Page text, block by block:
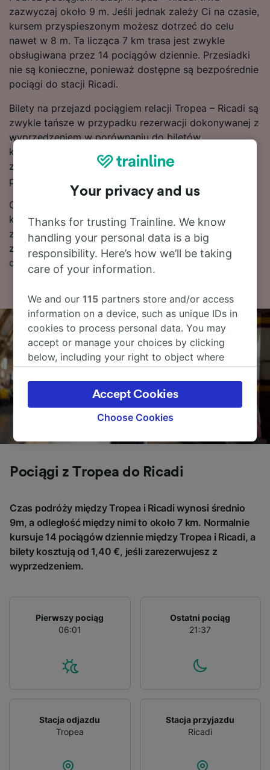
zazwyczaj około 9 m. Jeśli jednak zależy Ci na czasie,
kursem przyspieszonym możesz dotrzeć do celu
nawet w 8 m. Ta licząca 7 km trasa jest zwykle
obsługiwana przez 14 pociągów dziennie. Przesiadki
nie są konieczne, ponieważ dostępne są bezpośrednie
pociągi do stacji Ricadi.
Bilety na przejazd pociągiem relacji Tropea – Ricadi są
zwykle tańsze w przypadku rezerwacji dokonywanej z
wyprzedzeniem w porównaniu do biletów
kupowanych w dniu podróży. Skorzystaj ze
znajdującego się u góry strony narzędzia do
planowania podróży, aby wyszukać aktualne taryfy.
Chcesz dokonać rezerwacji? Poszukaj tanich biletów
kolejowych w naszym serwisie. Czytaj dalej, aby
znaleźć więcej informacji, w tym nasz rozkład jazdy
zawierający pierwszy i ostatni kurs, oraz wskazówki
dotyczące wyszukiwania tanich biletów kolejowych.
Pociągi z Tropea do Ricadi
Czas podróży między Tropea i Ricadi wynosi średnio
9m, a odległość między nimi to około 7 km. Normalnie
kursuje 14 pociągów dziennie między Tropea i Ricadi, a
bilety kosztują od 1,40 €, jeśli zarezerwujesz z
wyprzedzeniem.
Pierwszy pociąg
06:01
Ostatni pociąg
21:37
Stacja odjazdu
Tropea
Stacja przyjazdu
Ricadi
Your privacy and us
Thanks for trusting Trainline. We know
handling your personal data is a big
responsibility. Here’s how we’ll be taking
care of your information.
We and our115 partners store and/or access
information on a device, such as unique IDs in
cookies to process personal data. You may
accept or manage your choices by clicking
below, including your right to object where
the privacy policy page. These choices will be
signaled to our partners and will not affect
browsing data. Your data will not be used for
track you.
We and our partners process data to provide:
Use precise geolocation data. Actively scan
and/or access information on a device.
Personalised advertising and content,
advertising and content measurement,
audience research and services development.
List of Partners
Choose Cookies
Accept Cookies